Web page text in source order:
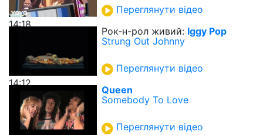
14:18
Переглянути відео
14:12
Рок-н-рол живий: Iggy Pop
Strung Out Johnny
Переглянути відео
Queen
Somebody To Love
Переглянути відео